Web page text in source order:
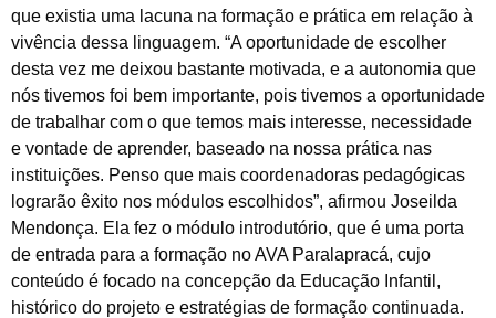
que existia uma lacuna na formação e prática em relação à
vivência dessa linguagem. “A oportunidade de escolher
desta vez me deixou bastante motivada, e a autonomia que
nós tivemos foi bem importante, pois tivemos a oportunidade
de trabalhar com o que temos mais interesse, necessidade
e vontade de aprender, baseado na nossa prática nas
instituições. Penso que mais coordenadoras pedagógicas
lograrão êxito nos módulos escolhidos”, afirmou Joseilda
Mendonça. Ela fez o módulo introdutório, que é uma porta
de entrada para a formação no AVA Paralapracá, cujo
conteúdo é focado na concepção da Educação Infantil,
histórico do projeto e estratégias de formação continuada.